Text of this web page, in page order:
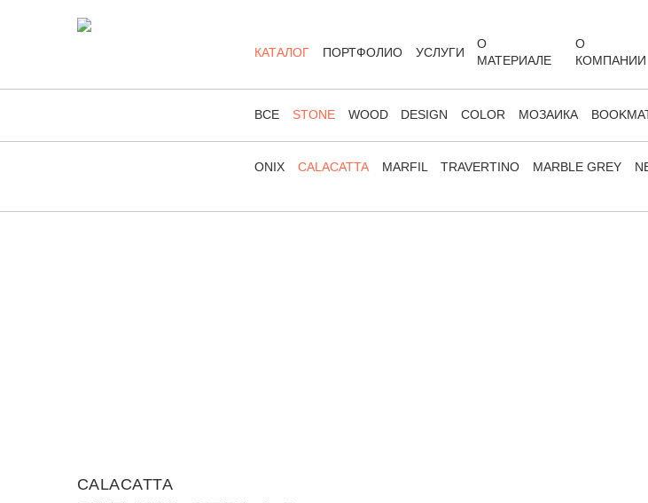
КАТАЛОГ
ВСЕ STONE
ONIX CALACATTA MARFIL TRAVERTINO MARBLE GREY
WOOD DESIGN COLOR МОЗАИКА
ПОРТФОЛИО УСЛУГИ
О
МАТЕРИАЛЕ
О
КОМПАНИИ
CALACATTA